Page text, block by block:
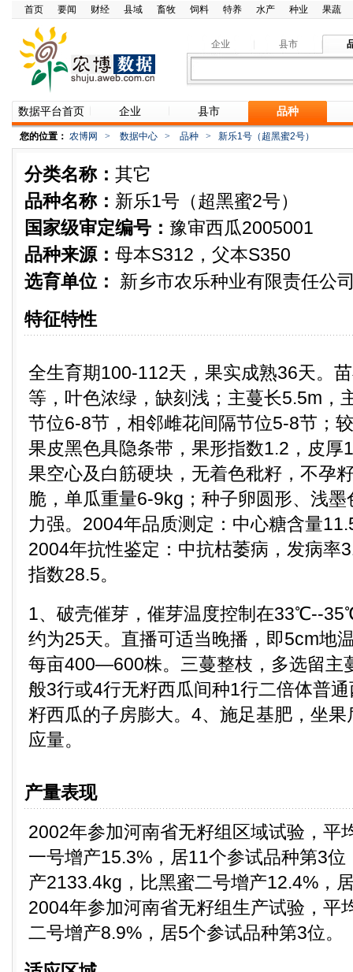
首页 要闻 财经 县域 畜牧 饲料 特养 水产 种业 果蔬
企业 县市
数据平台首页 企业 县市 品种
您的位置： 农博网 > 数据中心 > 品种 > 新乐1号（超黑蜜2号）
分类名称： 其它
品种名称： 新乐1号（超黑蜜2号）
国家级审定编号： 豫审西瓜2005001
品种来源： 母本S312，父本S350
选育单位：
新乡市农乐种业有限责任公
特征特性
全生育期100-112天，果实成熟36天。
等，叶色浓绿，缺刻浅；主蔓长5.5m，
节位6-8节，相邻雌花间隔节位5-8节；
果皮黑色具隐条带，果形指数1.2，皮厚
果空心及白筋硬块，无着色秕籽，不孕
脆，单瓜重量6-9kg；种子卵圆形、浅
力强。2004年品质测定：中心糖含量
2004年抗性鉴定：中抗枯萎病，发病率
指数28.5。
1、破壳催芽，催芽温度控制在33℃--
约为25天。直播可适当晚播，即5cm地
每亩400—600株。三蔓整枝，多选留主
般3行或4行无籽西瓜间种1行二倍体普
籽西瓜的子房膨大。4、施足基肥，坐
应量。
产量表现
2002年参加河南省无籽组区域试验，平
一号增产15.3%，居11个参试品种第3
产2133.4kg，比黑蜜二号增产12.4%，
2004年参加河南省无籽组生产试验，平
二号增产8.9%，居5个参试品种第3位。